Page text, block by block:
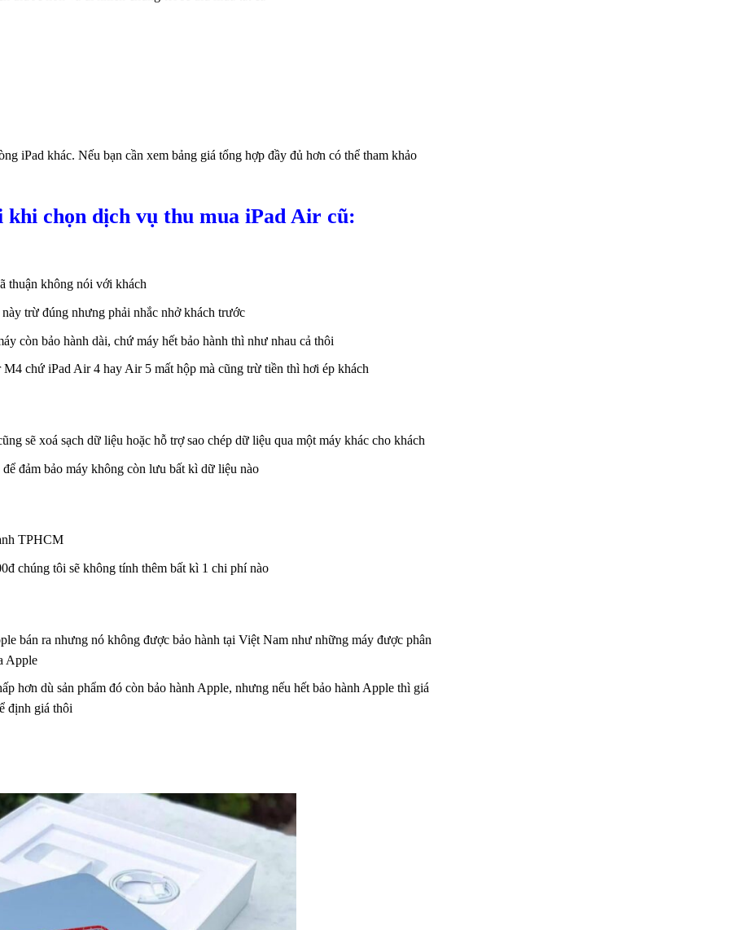
iPad khác. Nếu bạn cần xem bảng giá tổng hợp đầy đủ hơn có thể tham khảo
khi chọn dịch vụ thu mua iPad Air cũ:
thuận không nói với khách
trừ đúng nhưng phải nhắc nhở khách trước
còn bảo hành dài, chứ máy hết bảo hành thì như nhau cả thôi
chứ iPad Air 4 hay Air 5 mất hộp mà cũng trừ tiền thì hơi ép khách
sẽ xoá sạch dữ liệu hoặc hỗ trợ sao chép dữ liệu qua một máy khác cho khách
đảm bảo máy không còn lưu bất kì dữ liệu nào
TPHCM
chúng tôi sẽ không tính thêm bất kì 1 chi phí nào
bán ra nhưng nó không được bảo hành tại Việt Nam như những máy được phân
Apple
hơn dù sản phẩm đó còn bảo hành Apple, nhưng nếu hết bảo hành Apple thì giá
định giá thôi